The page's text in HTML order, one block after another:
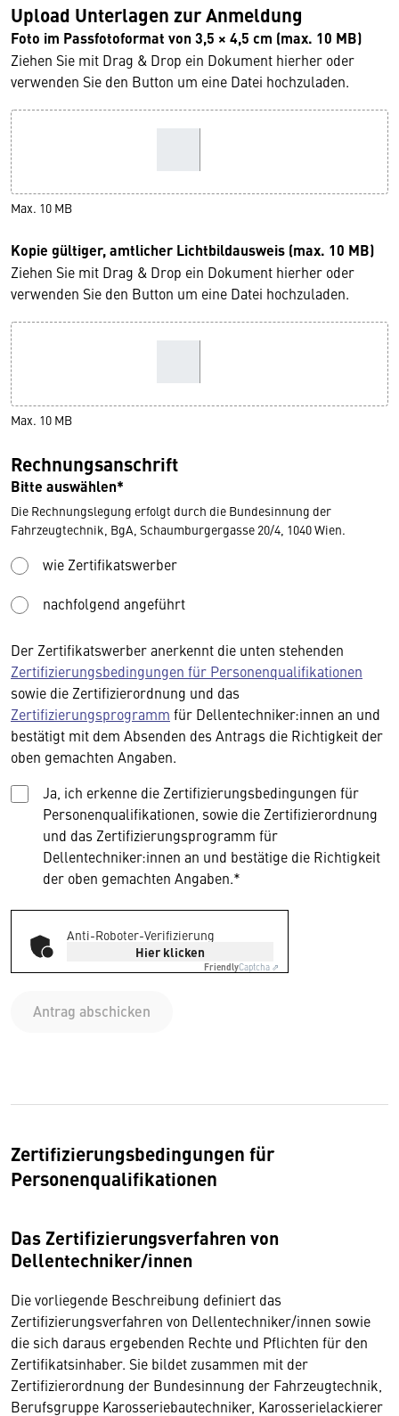
Upload Unterlagen zur Anmeldung
Foto im Passfotoformat von 3,5 × 4,5 cm (max. 10 MB)
Ziehen Sie mit Drag & Drop ein Dokument hierher oder
verwenden Sie den Button um eine Datei hochzuladen.
Max. 10 MB
Kopie gültiger, amtlicher Lichtbildausweis (max. 10 MB)
Ziehen Sie mit Drag & Drop ein Dokument hierher oder
verwenden Sie den Button um eine Datei hochzuladen.
Max. 10 MB
Rechnungsanschrift
Bitte auswählen*
Die Rechnungslegung erfolgt durch die Bundesinnung der
Fahrzeugtechnik, BgA, Schaumburgergasse 20/4, 1040 Wien.
wie Zertifikatswerber
nachfolgend angeführt
Der Zertifikatswerber anerkennt die unten stehenden
Zertifizierungsbedingungen für Personenqualifikationen
sowie die Zertifizierordnung und das
Zertifizierungsprogramm für Dellentechniker:innen an und
bestätigt mit dem Absenden des Antrags die Richtigkeit der
oben gemachten Angaben.
Ja, ich erkenne die Zertifizierungsbedingungen für
Personenqualifikationen, sowie die Zertifizierordnung
und das Zertifizierungsprogramm für
Dellentechniker:innen an und bestätige die Richtigkeit
der oben gemachten Angaben.*
Anti-Roboter-Verifizierung
Hier klicken
FriendlyCaptcha ⇗
Antrag abschicken
Zertifizierungsbedingungen für
Personenqualifikationen
Das Zertifizierungsverfahren von
Dellentechniker/innen
Die vorliegende Beschreibung definiert das
Zertifizierungsverfahren von Dellentechniker/innen sowie
die sich daraus ergebenden Rechte und Pflichten für den
Zertifikatsinhaber. Sie bildet zusammen mit der
Zertifizierordnung der Bundesinnung der Fahrzeugtechnik,
Berufsgruppe Karosseriebautechniker, Karosserielackierer